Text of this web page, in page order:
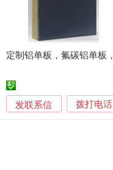
发联系信 拨打电话